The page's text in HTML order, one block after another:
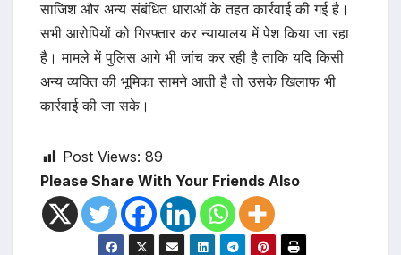
साजिश और अन्य संबंधित धाराओं के तहत कार्रवाई की गई है।
सभी आरोपियों को गिरफ्तार कर न्यायालय में पेश किया जा रहा
है। मामले में पुलिस आगे भी जांच कर रही है ताकि यदि किसी
अन्य व्यक्ति की भूमिका सामने आती है तो उसके खिलाफ भी
कार्रवाई की जा सके।
Post Views: 89
Please Share With Your Friends Also